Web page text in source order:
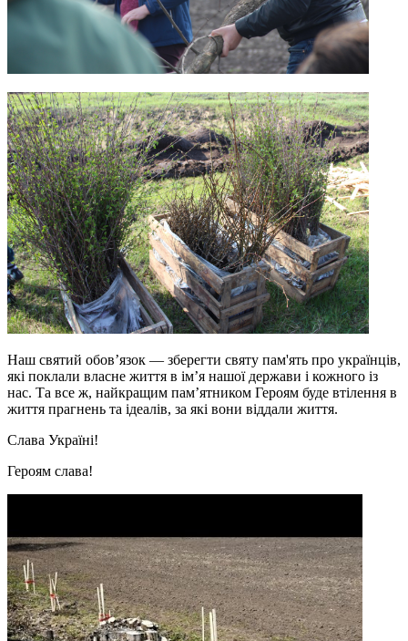
Наш святий обов’язок — зберегти святу пам'ять про українців,
які поклали власне життя в ім’я нашої держави і кожного із
нас. Та все ж, найкращим пам’ятником Героям буде втілення в
життя прагнень та ідеалів, за які вони віддали життя.
Слава Україні!
Героям слава!